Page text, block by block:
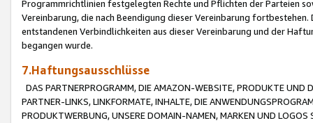
Programmrichtlinien festgelegten Rechte und Pflichten der Parteien
Vereinbarung, die nach Beendigung dieser Vereinbarung
entstandenen Verbindlichkeiten aus dieser Vereinbarung und der
begangen wurde.
7.Haftungsausschlüsse
DAS PARTNERPROGRAMM, DIE AMAZON-WEBSITE, PRODUKTE UND
PARTNER-LINKS, LINKFORMATE, INHALTE, DIE
PRODUKTWERBUNG, UNSERE DOMAIN-NAMEN, MARKEN UND